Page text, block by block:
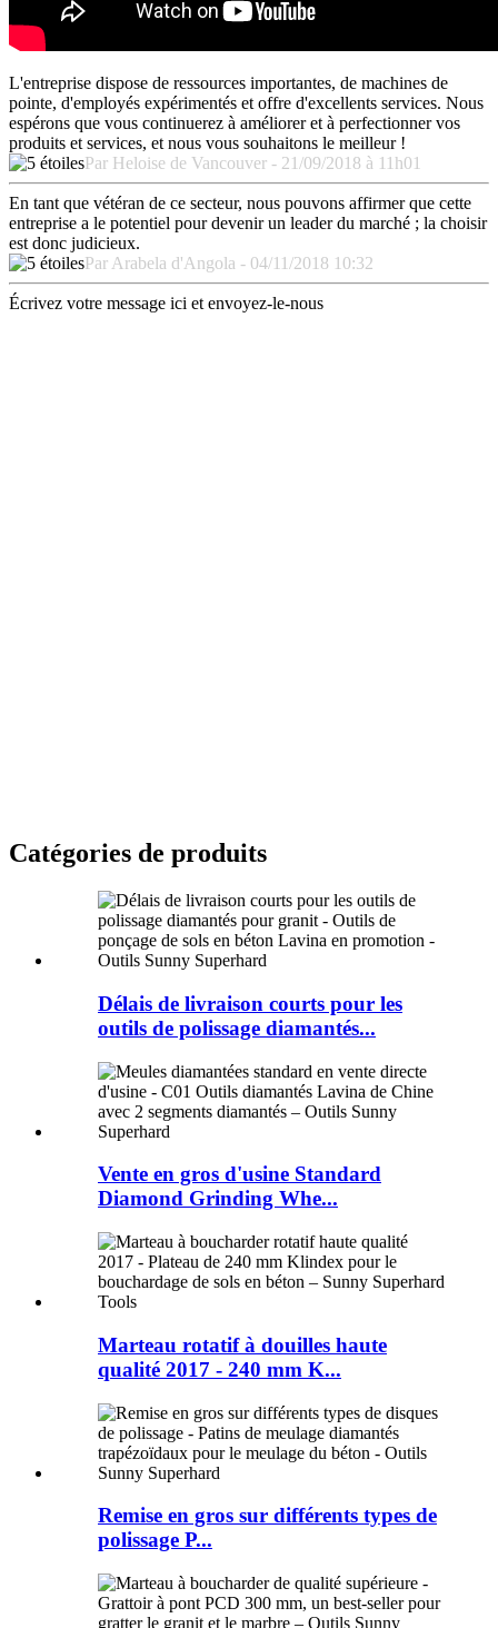
L'entreprise dispose de ressources importantes, de machines de
pointe, d'employés expérimentés et offre d'excellents services. Nous
espérons que vous continuerez à améliorer et à perfectionner vos
produits et services, et nous vous souhaitons le meilleur !
Par Heloise de Vancouver - 21/09/2018 à 11h01
En tant que vétéran de ce secteur, nous pouvons affirmer que cette
entreprise a le potentiel pour devenir un leader du marché ; la choisir
est donc judicieux.
Par Arabela d'Angola - 04/11/2018 10:32
Écrivez votre message ici et envoyez-le-nous
Catégories de produits
Délais de livraison courts pour les
outils de polissage diamantés...
Vente en gros d'usine Standard
Diamond Grinding Whe...
Marteau rotatif à douilles haute
qualité 2017 - 240 mm K...
Remise en gros sur différents types de
polissage P...